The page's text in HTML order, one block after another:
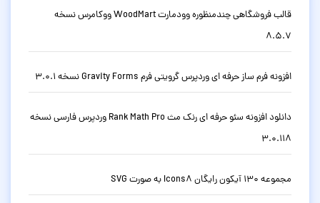
قالب فروشگاهی چندمنظوره وودمارت WoodMart ووکامرس نسخه
8.5.7
افزونه فرم ساز حرفه ای وردپرس گرویتی فرم Gravity Forms نسخه 3.0.1
دانلود افزونه سئو حرفه ای رنک مث Rank Math Pro وردپرس فارسی نسخه
3.0.118
مجموعه 130 آیکون رایگان Icons8 به صورت SVG